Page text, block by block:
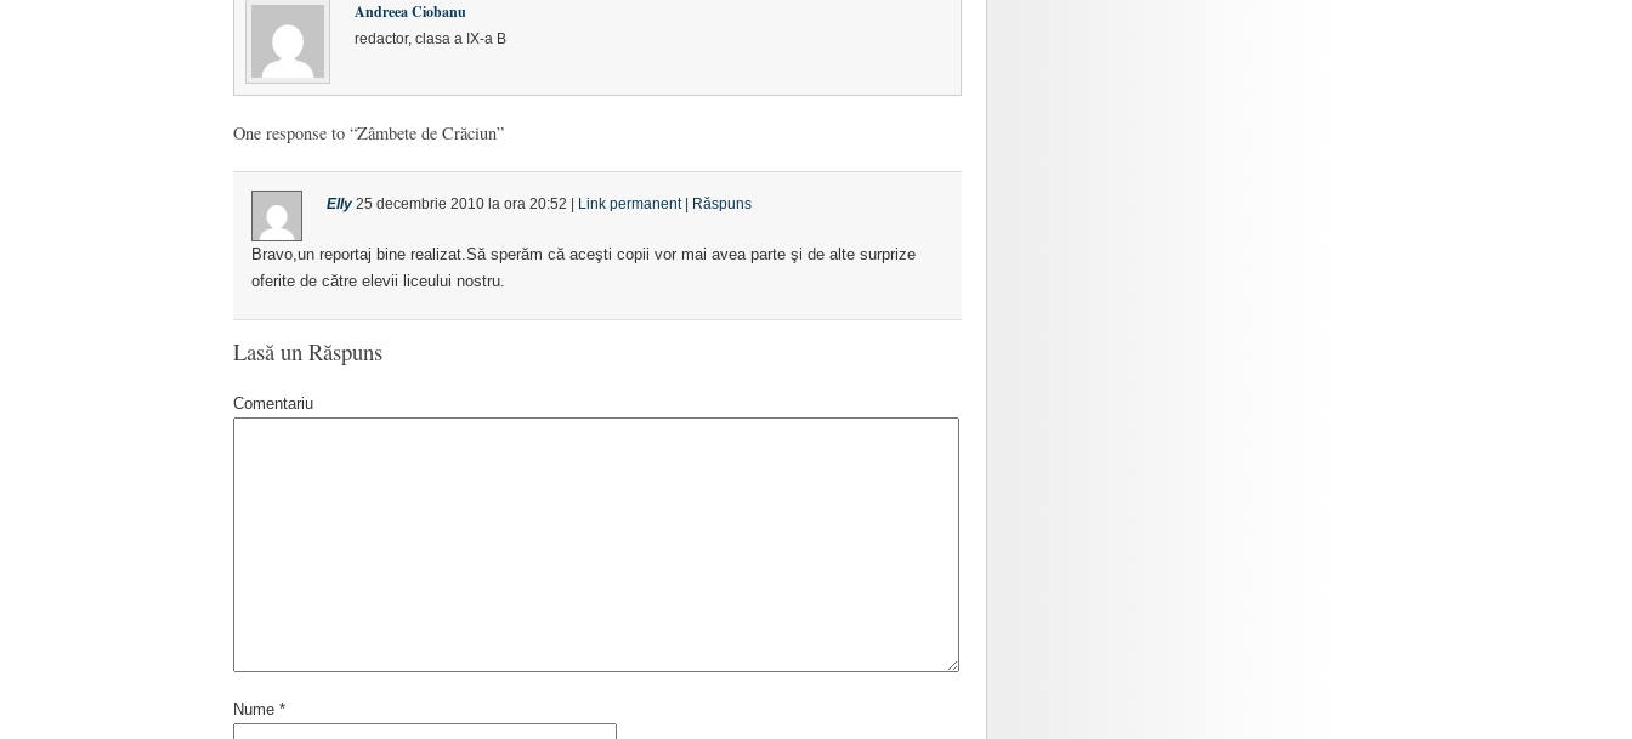
Andreea Ciobanu
redactor, clasa a IX-a B
One response to “Zâmbete de Crăciun”
Elly 25 decembrie 2010 la ora 20:52 Link permanent| Răspuns
Bravo,un reportaj bine realizat.Să sperăm că aceşti copii vor mai avea parte şi de alte surprize
oferite de către elevii liceului nostru.
Lasă un Răspuns
Comentariu
Nume *